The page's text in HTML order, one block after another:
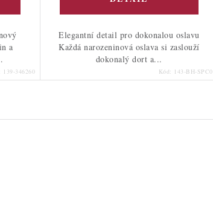
a
139-346260
Elegantní detail pro dokonalou oslavu
Každá narozeninová oslava si zaslouží
dokonalý dort a...
Kód: 143-BH-SPC0